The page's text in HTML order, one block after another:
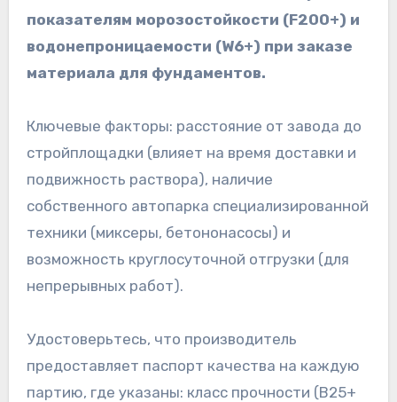
показателям морозостойкости (F200+) и
водонепроницаемости (W6+) при заказе
материала для фундаментов.
Ключевые факторы: расстояние от завода до
стройплощадки (влияет на время доставки и
подвижность раствора), наличие
собственного автопарка специализированной
техники (миксеры, бетононасосы) и
возможность круглосуточной отгрузки (для
непрерывных работ).
Удостоверьтесь, что производитель
предоставляет паспорт качества на каждую
партию, где указаны: класс прочности (B25+